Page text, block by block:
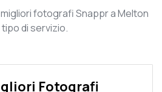
fotografi Snappr a Melton
di servizio.
Fotografi